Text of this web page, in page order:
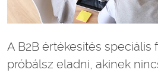
A B2B értékesítés speciális
próbálsz eladni, akinek